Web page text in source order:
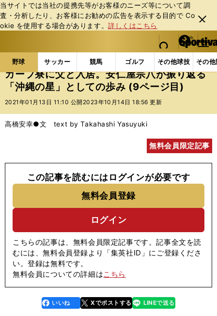
当サイトでは当社の提携先等がお客様のニーズ等について調
査・分析したり、お客様にお勧めの広告を表⽰する⽬的で Co
okie を使⽤する場合があります。詳しくはこちら
閉じ
る
web Sportiva (webスポルティーバ)
検索
マイペ
ー
ジ
メニュ
野球 サッカー 競馬 ゴルフ その他球技 その
b
ス
ポ
ル
バ
野球の記事一覧 プロ野球 カープ寮に父と入居。安
カープ寮に父と入居。安仁屋宗八が振り返る
「沖縄の星」としての歩み (9ページ目)
2021年01月13日 11:10 公開 2023年10月14日 18:56 更新
高橋安幸●文 text by Takahashi Yasuyuki
無料会員限定記事
この記事を読むにはログインが必要です
無料会員登録
ログイン
こちらの記事は、無料会員限定記事です。記事全文を読
むには、無料会員登録より「集英社ID」にご登録くださ
い。登録は無料です。
無料会員についての詳細はこちら
faceboo
k
いいね Xでポストする
line LINEで送る